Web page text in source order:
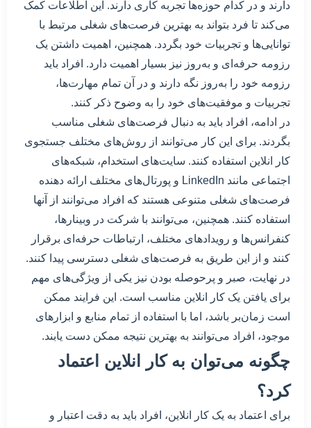
دارند و در کدام حوزه‌ها تجربه کاری دارند. این اطلاعات کمک
می‌کند تا فرد بتواند به بهترین فرصت‌های شغلی مرتبط با
توانایی‌ها و تجربیات خود بگردد. همچنین، اهمیت داشتن یک
رزومه حرفه‌ای و به‌روز نیز بسیار اهمیت دارد. افراد باید
رزومه خود را به‌روز نگه دارند و در آن تمام مهارت‌ها،
تجربیات و موفقیت‌های خود را به وضوح ذکر کنند.
در ادامه، افراد باید به دنبال فرصت‌های شغلی مناسب
بگردند. برای این کار می‌توانند از روش‌های مختلف جستجوی
کار انلاین استفاده کنند. سایت‌های استخدام، شبکه‌های
اجتماعی مانند LinkedIn و پورتال‌های مختلف ارائه دهنده
فرصت‌های شغلی متنوعی هستند که افراد می‌توانند از آنها
استفاده کنند. همچنین، می‌توانند با شرکت در وبینارها،
کنفرانس‌ها و رویدادهای مختلف، ارتباطات حرفه‌ای برقرار
کنند و از این طریق به فرصت‌های شغلی دسترسی پیدا کنند.
در نهایت، صبر و پرحوصله بودن نیز یکی از ویژگی‌های مهم
برای یافتن یک کار انلاین مناسب است. این فرایند ممکن
است زمان‌بر باشد، اما با استفاده از تمام منابع و ابزارهای
موجود، افراد می‌توانند به بهترین نتیجه ممکن دست یابند.
چگونه می‌توان به کار انلاین اعتماد
کرد؟
برای اعتماد به یک کار انلاین، افراد باید به دقت اعتبار و